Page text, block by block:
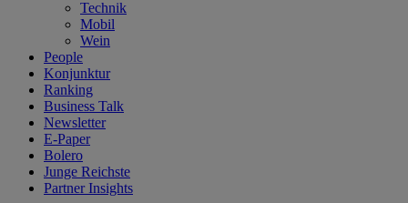
Technik
Mobil
Wein
People
Konjunktur
Ranking
Business Talk
Newsletter
E-Paper
Bolero
Junge Reichste
Partner Insights